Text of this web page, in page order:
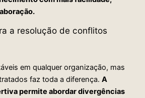
a resolução de conflitos
em qualquer organização, mas
faz toda a diferença.A
permite abordar divergências